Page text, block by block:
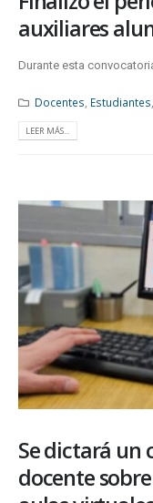
auxiliares
Durante esta
Docentes Estudiantes
LEER MÁS...
Se dictará un
docente